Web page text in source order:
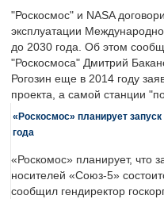
"Роскосмос" и NASA
эксплуатации
до 2030 года. Об этом
"Роскосмоса" Дмитрий
Рогозин еще в 2014 году
проекта, а самой станции
«Роскосмос» планирует
года
«Роскомос» планирует, что
носителей «Союз-5»
сообщил гендиректор